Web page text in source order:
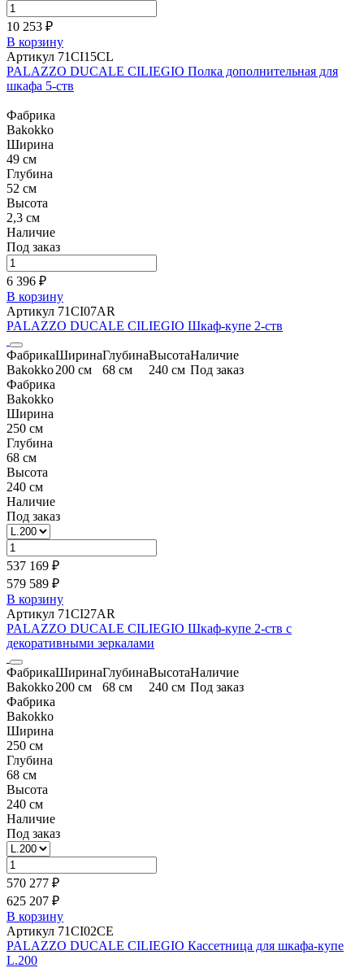
10 253 ₽
В корзину
Артикул 71CI15CL
PALAZZO DUCALE CILIEGIO Полка дополнительная для
шкафа 5-ств
Фабрика
Bakokko
Ширина
49 см
Глубина
52 см
Высота
2,3 см
Наличие
Под заказ
6 396 ₽
В корзину
Артикул 71CI07AR
PALAZZO DUCALE CILIEGIO Шкаф-купе 2-ств
Фабрика
Bakokko
Ширина
200 см
Глубина
68 см
Высота
240 см
Наличие
Под заказ
Фабрика
Bakokko
Ширина
250 см
Глубина
68 см
Высота
240 см
Наличие
Под заказ
537 169 ₽
579 589 ₽
В корзину
Артикул 71CI27AR
PALAZZO DUCALE CILIEGIO Шкаф-купе 2-ств c
декоративными зеркалами
Фабрика
Bakokko
Ширина
200 см
Глубина
68 см
Высота
240 см
Наличие
Под заказ
Фабрика
Bakokko
Ширина
250 см
Глубина
68 см
Высота
240 см
Наличие
Под заказ
570 277 ₽
625 207 ₽
В корзину
Артикул 71CI02CE
PALAZZO DUCALE CILIEGIO Кассетница для шкафа-купе
L.200